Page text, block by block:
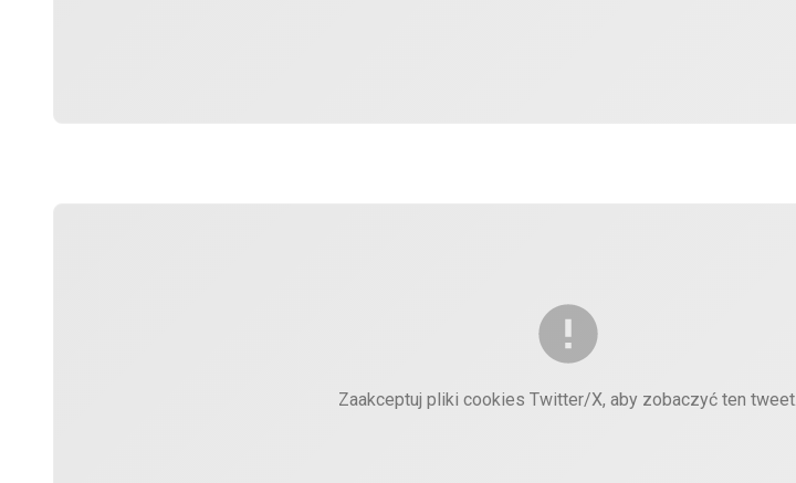
Zaakceptuj pliki cookies Twitter/X, aby zobaczyć ten tweet.